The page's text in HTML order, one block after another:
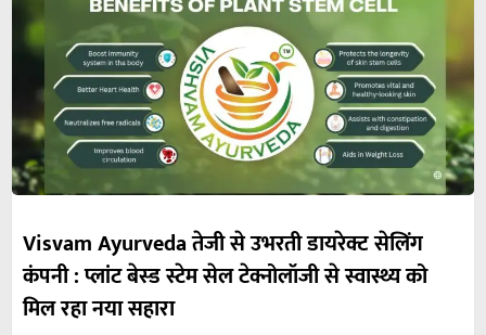
Visvam Ayurveda तेजी से उभरती डायरेक्ट सेलिंग
कंपनी : प्लांट बेस्ड स्टेम सेल टेक्नोलॉजी से स्वास्थ्य को
मिल रहा नया सहारा